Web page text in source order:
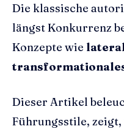
Die klassische
längst Konkurrenz
Konzepte wie
Dieser Artikel
Führungsstile,